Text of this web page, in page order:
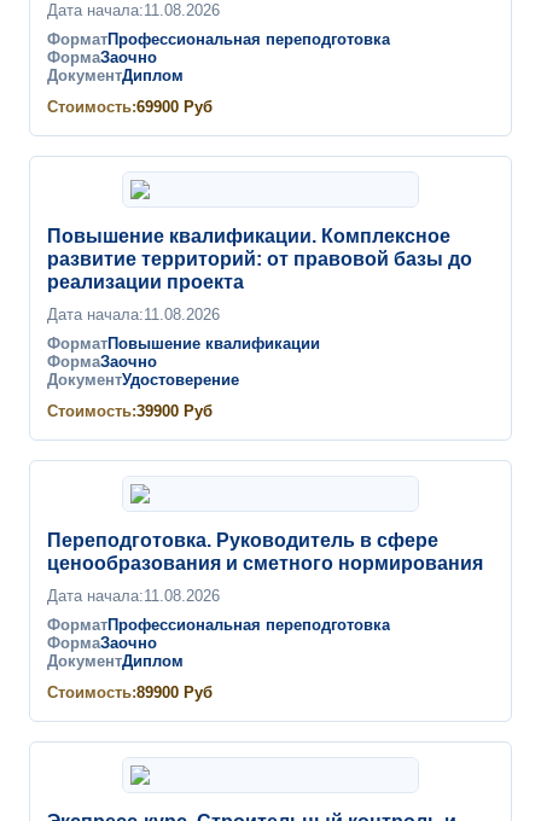
Дата начала:11.08.2026
ФорматПрофессиональная переподготовка
ФормаЗаочно
ДокументДиплом
Стоимость:69900 Руб
Повышение квалификации. Комплексное
развитие территорий: от правовой базы до
реализации проекта
Дата начала:11.08.2026
ФорматПовышение квалификации
ФормаЗаочно
ДокументУдостоверение
Стоимость:39900 Руб
Переподготовка. Руководитель в сфере
ценообразования и сметного нормирования
Дата начала:11.08.2026
ФорматПрофессиональная переподготовка
ФормаЗаочно
ДокументДиплом
Стоимость:89900 Руб